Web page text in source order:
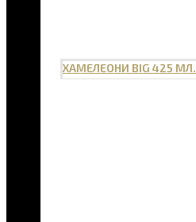
ХАМЕЛЕОНИ BIG 425 МЛ.